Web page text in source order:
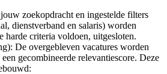
zoekopdracht en ingestelde filters
dienstverband en salaris) worden
harde criteria voldoen, uitgesloten.
De overgebleven vacatures worden
gecombineerde relevantiescore. Deze